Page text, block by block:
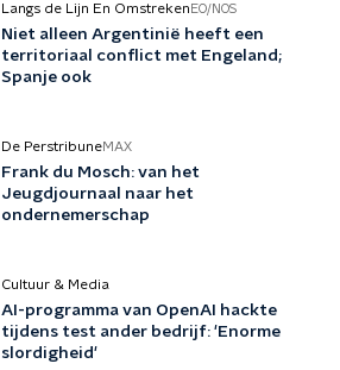
Langs de Lijn En Omstreken EO/NOS
Niet alleen Argentinië heeft een
territoriaal conflict met Engeland;
Spanje ook
De PerstribuneMAX
Frank du Mosch: van het
Jeugdjournaal naar het
ondernemerschap
Cultuur & Media
AI-programma van OpenAI hackte
tijdens test ander bedrijf: 'Enorme
slordigheid'